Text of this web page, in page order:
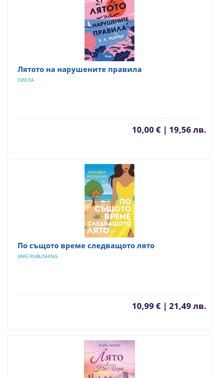
Лятото на нарушените правила
СИЕЛА
10,00 € | 19,56 лв.
По същото време следващото лято
AMG PUBLISHING
10,99 € | 21,49 лв.